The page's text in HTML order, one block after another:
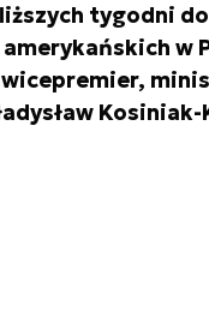
tygodni
w
Kosiniak-